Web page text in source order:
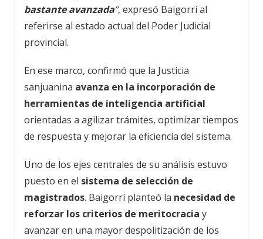
bastante avanzada”, expresó Baigorrí al
referirse al estado actual del Poder Judicial
provincial.
En ese marco, confirmó que la Justicia
sanjuanina avanza en la incorporación de
herramientas de inteligencia artificial
orientadas a agilizar trámites, optimizar tiempos
de respuesta y mejorar la eficiencia del sistema.
Uno de los ejes centrales de su análisis estuvo
puesto en el sistema de selección de
magistrados. Baigorrí planteó la necesidad de
reforzar los criterios de meritocracia y
avanzar en una mayor despolitización de los